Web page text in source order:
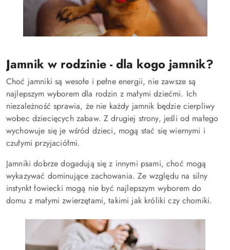
Jamnik w rodzinie - dla kogo jamnik?
Choć jamniki są wesołe i pełne energii, nie zawsze są
najlepszym wyborem dla rodzin z małymi dziećmi. Ich
niezależność sprawia, że nie każdy jamnik będzie cierpliwy
wobec dziecięcych zabaw. Z drugiej strony, jeśli od małego
wychowuje się je wśród dzieci, mogą stać się wiernymi i
czułymi przyjaciółmi.
Jamniki dobrze dogadują się z innymi psami, choć mogą
wykazywać dominujące zachowania. Ze względu na silny
instynkt łowiecki mogą nie być najlepszym wyborem do
domu z małymi zwierzętami, takimi jak króliki czy chomiki.